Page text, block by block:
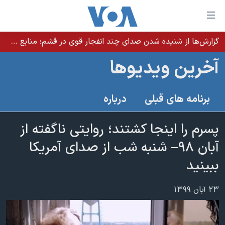
لینکهای
قابل
دسترسی
جهش
اصلی
جهش
به
صفحه
اصلی
جهش
جستجو
خانه
نسخه سبک وب‌سایت
آمریکا
جهان
ورزشی
ویژه برنامه‌ها
برنامه های تلویزیونی
جدول برنامه ها
صفحه‌های ویژه
جام جهانی ۲۰۲۶
۲۵۰سالگی آمریکا
بایگانی برنامه‌های تلویزیونی
فرکانس‌های صدای آمریکا
یادگیری زبان انگلیسی
گزارش‌ها از شنیده شدن صدای چند انفجار قوی در قشم؛ منابع حکومتی می‌گویند درگیری در تنگه هرمز بود
آخرین ویدیوها
برنامه های قبلی درباره
پسرم را اینجا کشتند؛ روایتی ناگفته از
آبان ۹۸– شنبه شب از صدای آمریکا
ببینید
۲۳ آبان ۱۳۹۹